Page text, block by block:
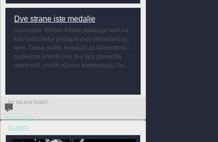
Dve strane iste medalje
Sam naziv filmske tribine pokazuje nam na
koji način treba pristupiti ovoj interesantnoj
temi. Treba, dakle, tragajući za sličnostima i
razlikama između ova dva tipa glumačke
umetnosti, izvršiti njihovu komparaciju i ta...
BY DEJAN DABIC
0
FULL STORY »
CLANCI